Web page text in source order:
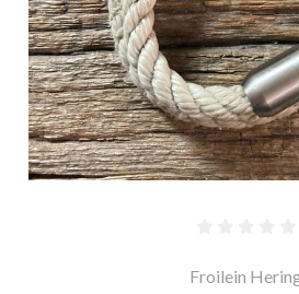
Froilein